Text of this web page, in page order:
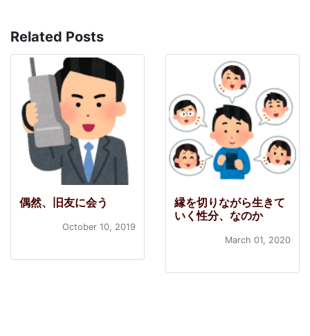
Related Posts
偶然、旧友に会う
October 10, 2019
縁を切りながら生きて
いく性分、なのか
March 01, 2020